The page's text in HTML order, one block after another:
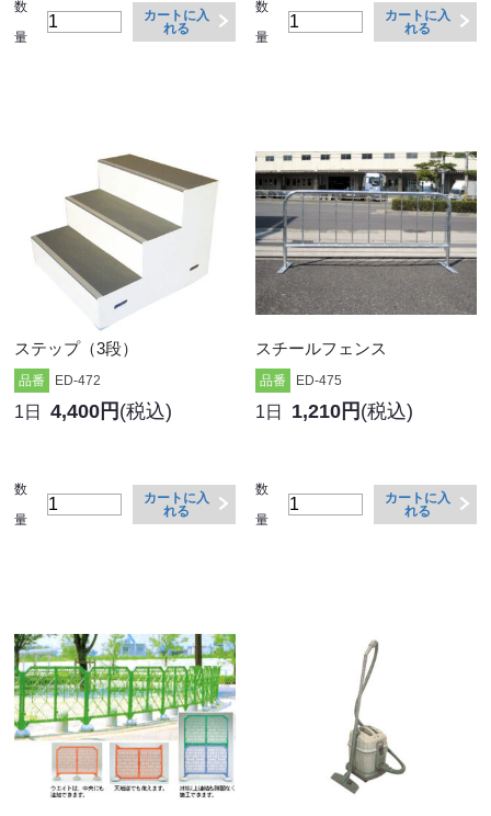
数
量
カートに入
れる
数
量
カートに入
れる
ステップ（3段）
品番 ED-472
1日 4,400円 (税込)
数
量
カートに入
れる
スチールフェンス
品番 ED-475
1日 1,210円 (税込)
数
量
カートに入
れる